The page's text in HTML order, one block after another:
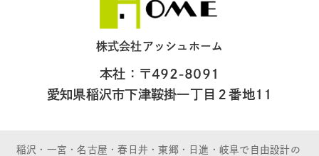
株式会社アッシュホーム
本社：〒492-8091
愛知県稲沢市下津鞍掛一丁目２番地11
稲沢・一宮・名古屋・春日井・東郷・日進・岐阜で自由設計の